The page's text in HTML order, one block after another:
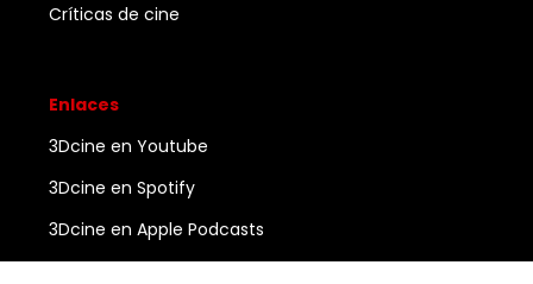
Críticas de cine
Enlaces
3Dcine en Youtube
3Dcine en Spotify
3Dcine en Apple Podcasts